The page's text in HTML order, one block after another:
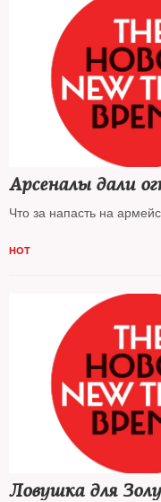
Арсеналы дали
Что за напасть на
HOT
Ловушка для